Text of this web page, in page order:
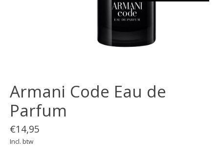
Armani Code Eau de
Parfum
€14,95
Incl. btw